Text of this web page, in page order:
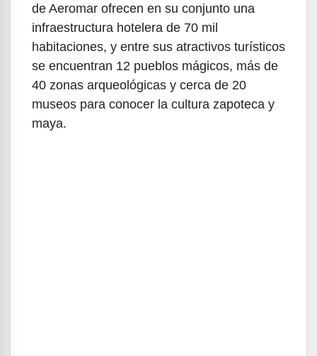
de Aeromar ofrecen en su conjunto una
infraestructura hotelera de 70 mil
habitaciones, y entre sus atractivos turísticos
se encuentran 12 pueblos mágicos, más de
40 zonas arqueológicas y cerca de 20
museos para conocer la cultura zapoteca y
maya.